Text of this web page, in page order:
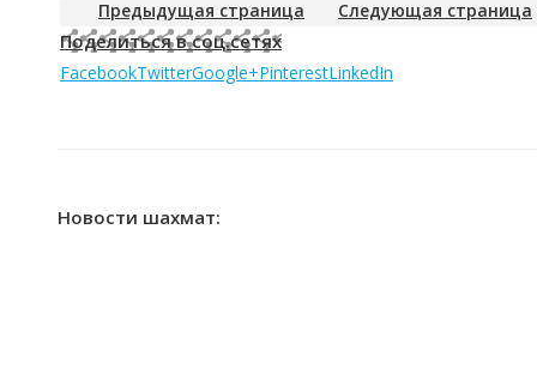
Предыдущая страница
Следующая страница
Поделиться в соц.сетях
FacebookTwitterGoogle+PinterestLinkedIn
Новости шахмат: